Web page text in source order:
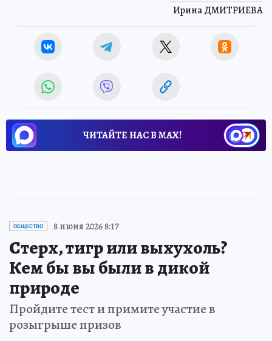
Ирина ДМИТРИЕВА
ЧИТАЙТЕ НАС В МАХ!
ОБЩЕСТВО 8 июня 2026 8:17
Стерх, тигр или выхухоль?
Кем бы вы были в дикой
природе
Пройдите тест и примите участие в
розыгрыше призов